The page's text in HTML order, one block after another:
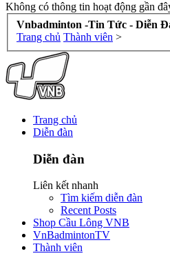
Không có thông tin hoạt động gần
Vnbadminton -Tin Tức - Diễn
Trang chủ Thành viên >
Trang chủ
Diễn đàn
Diễn đàn
Liên kết nhanh
Tìm kiếm diễn đàn
Recent Posts
Shop Cầu Lông VNB
VnBadmintonTV
Thành viên